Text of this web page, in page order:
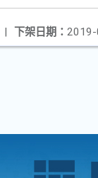
下架日期：
|